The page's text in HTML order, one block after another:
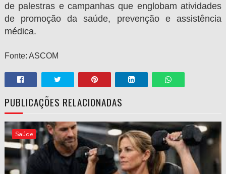
de palestras e campanhas que englobam atividades
de promoção da saúde, prevenção e assistência
médica.
Fonte: ASCOM
PUBLICAÇÕES RELACIONADAS
Saúde